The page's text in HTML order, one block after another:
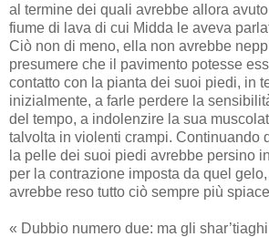
al termine dei quali avrebbe allora
fiume di lava di cui Midda le aveva
Ciò non di meno, ella non avrebbe
presumere che il pavimento potesse
contatto con la pianta dei suoi piedi, in
inizialmente, a farle perdere la
del tempo, a indolenzire la sua
talvolta in violenti crampi. Continuando
la pelle dei suoi piedi avrebbe persino
per la contrazione imposta da quel
avrebbe reso tutto ciò sempre più
« Dubbio numero due: ma gli